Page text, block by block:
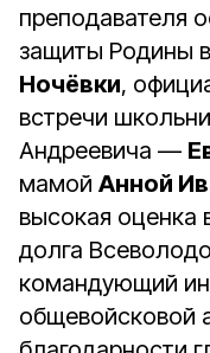
преподавателя
защиты Родины
Ночёвки,
встречи
Андреевича —
мамой Анной
высокая оценка
долга
командующий
общевойсковой